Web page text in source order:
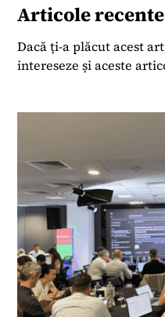
început în anii
Media Group
colaborat cu
Group.
Articole recente
Dacă ți-a plăcut acest
intereseze și aceste